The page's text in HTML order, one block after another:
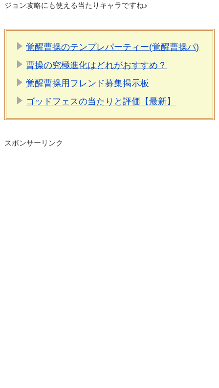
ジョン攻略にも使える当たりキャラですね♪
覚醒曹操のテンプレパーティー(覚醒曹操パ)
曹操の究極進化はどれがおすすめ？
覚醒曹操用フレンド募集掲示板
ゴッドフェスの当たりと評価【最新】
スポンサーリンク